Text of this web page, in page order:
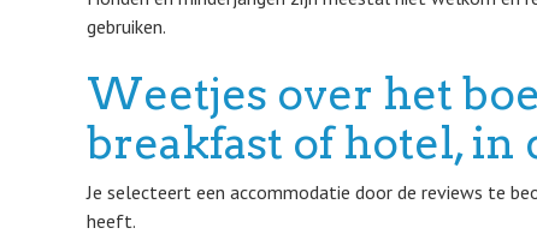
gebruiken.
Weetjes over het
breakfast of hotel, in
Je selecteert een accommodatie door de reviews te
heeft.